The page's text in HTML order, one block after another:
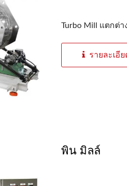
Turbo Mill แตกต่า
รายละเอีย
พิน มิลล์